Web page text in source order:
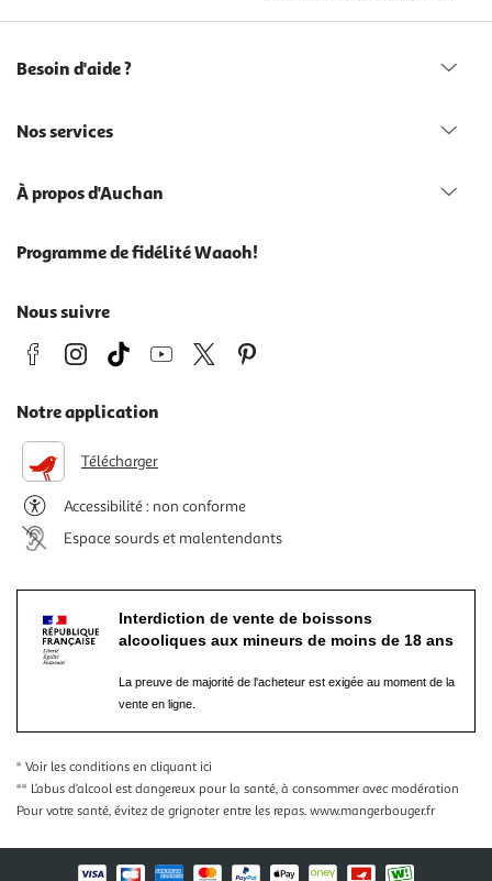
Besoin d'aide ?
Nos services
À propos d'Auchan
Programme de fidélité Waaoh!
Nous suivre
Notre application
Télécharger
Accessibilité : non conforme
Espace sourds et malentendants
Interdiction de vente de boissons
alcooliques aux mineurs de moins de 18 ans
La preuve de majorité de l'acheteur est exigée au moment de la
vente en ligne.
* Voir les conditions en cliquant ici
** L’abus d’alcool est dangereux pour la santé, à consommer avec modération
Pour votre santé, évitez de grignoter entre les repas. www.mangerbouger.fr